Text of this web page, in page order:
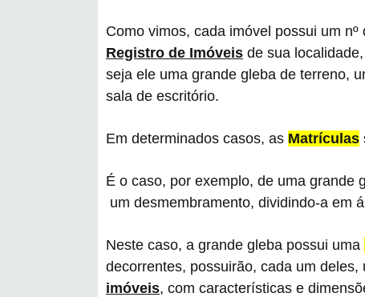
Como vimos, cada imóvel possui um nº
Registro de Imóveis de sua
seja ele uma grande gleba de terreno,
sala de escritório.
Em determinados casos, as Matrículas
É o caso, por exemplo, de uma
um desmembramento, dividindo-a em
Neste caso, a grande gleba possui uma
decorrentes, possuirão, cada um deles,
imóveis, com características e